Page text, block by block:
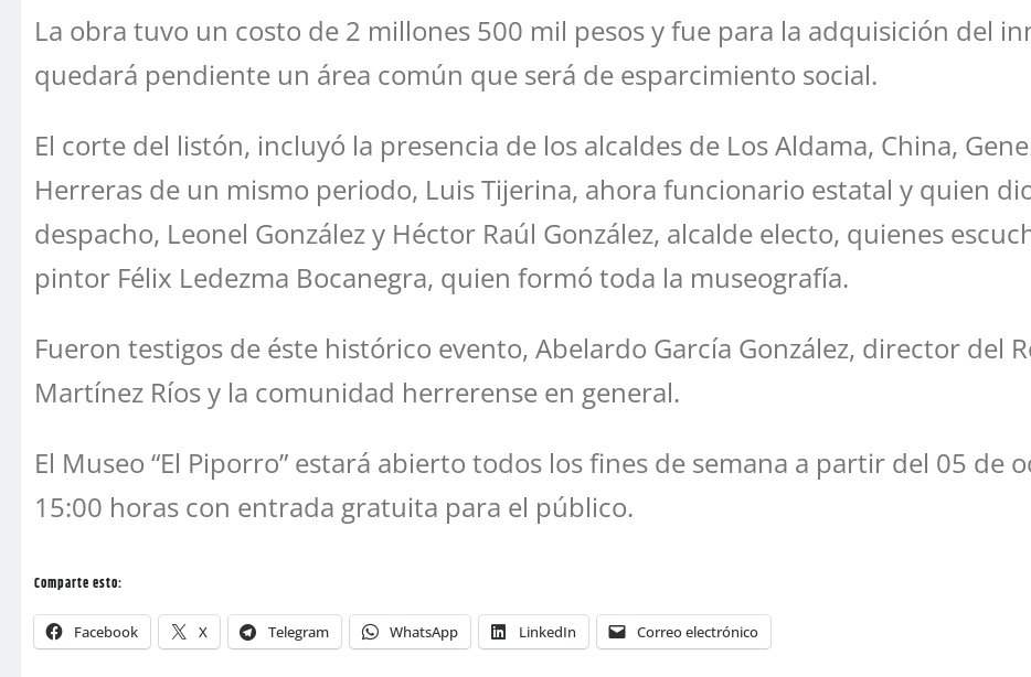
La obra tuvo un costo de 2 millones 500 mil pesos y fue para la adquisición del
quedará pendiente un área común que será de esparcimiento social.
El corte del listón, incluyó la presencia de los alcaldes de Los Aldama, China,
Herreras de un mismo periodo, Luis Tijerina, ahora funcionario estatal y quien
despacho, Leonel González y Héctor Raúl González, alcalde electo, quienes
pintor Félix Ledezma Bocanegra, quien formó toda la museografía.
Fueron testigos de éste histórico evento, Abelardo García González, director del
Martínez Ríos y la comunidad herrerense en general.
El Museo “El Piporro” estará abierto todos los fines de semana a partir del 05 de
15:00 horas con entrada gratuita para el público.
Comparte esto:
Facebook X Telegram WhatsApp LinkedIn Correo electrónico